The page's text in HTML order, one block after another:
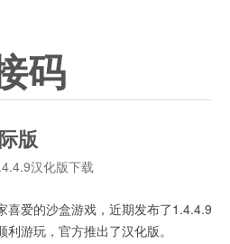
码
版
汉化版下载
爱的沙盒游戏，近期发布了1.4.4.9
游玩，官方推出了汉化版。